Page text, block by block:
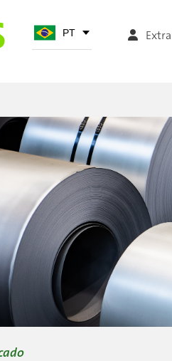
PT